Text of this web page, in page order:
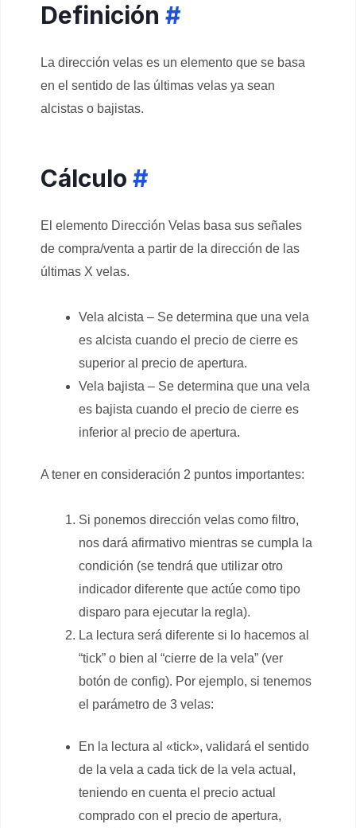
Definición #
La dirección velas es un elemento que se basa
en el sentido de las últimas velas ya sean
alcistas o bajistas.
Cálculo #
El elemento Dirección Velas basa sus señales
de compra/venta a partir de la dirección de las
últimas X velas.
Vela alcista – Se determina que una vela
es alcista cuando el precio de cierre es
superior al precio de apertura.
Vela bajista – Se determina que una vela
es bajista cuando el precio de cierre es
inferior al precio de apertura.
A tener en consideración 2 puntos importantes:
Si ponemos dirección velas como filtro,
nos dará afirmativo mientras se cumpla la
condición (se tendrá que utilizar otro
indicador diferente que actúe como tipo
disparo para ejecutar la regla).
La lectura será diferente si lo hacemos al
“tick” o bien al “cierre de la vela” (ver
botón de config). Por ejemplo, si tenemos
el parámetro de 3 velas:
En la lectura al «tick», validará el sentido
de la vela a cada tick de la vela actual,
teniendo en cuenta el precio actual
comprado con el precio de apertura,